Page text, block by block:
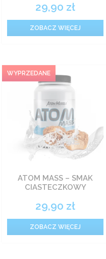
29,90 zł
ZOBACZ WIĘCEJ
ATOM MASS – SMAK
CIASTECZKOWY
29,90 zł
ZOBACZ WIĘCEJ